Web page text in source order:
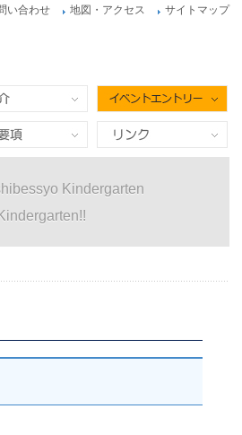
い合わせ 地図・アクセス サイトマップ
リンク
Kindergarten